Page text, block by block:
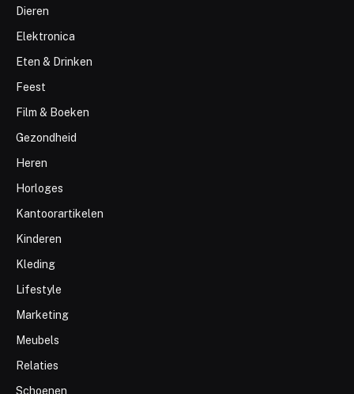
Dieren
Elektronica
Eten & Drinken
Feest
Film & Boeken
Gezondheid
Heren
Horloges
Kantoorartikelen
Kinderen
Kleding
Lifestyle
Marketing
Meubels
Relaties
Schoenen